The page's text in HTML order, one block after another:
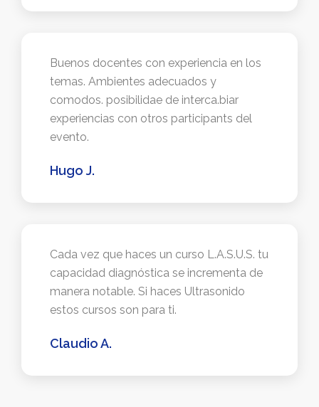
Buenos docentes con experiencia en los
temas. Ambientes adecuados y
comodos. posibilidae de interca.biar
experiencias con otros participants del
evento.
Hugo J.
Cada vez que haces un curso L.A.S.U.S. tu
capacidad diagnóstica se incrementa de
manera notable. Si haces Ultrasonido
estos cursos son para ti.
Claudio A.